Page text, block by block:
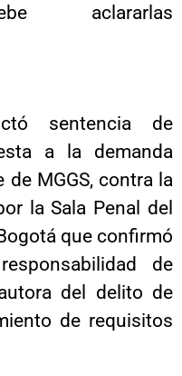
aclararlas
sentencia de
a la demanda
MGGS, contra la
la Sala Penal del
que confirmó
de
del delito de
de requisitos